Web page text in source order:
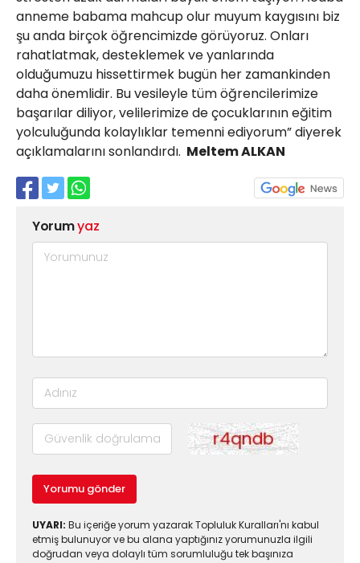
anneme babama mahcup olur muyum kaygısını biz
şu anda birçok öğrencimizde görüyoruz. Onları
rahatlatmak, desteklemek ve yanlarında
olduğumuzu hissettirmek bugün her zamankinden
daha önemlidir. Bu vesileyle tüm öğrencilerimize
başarılar diliyor, velilerimize de çocuklarının eğitim
yolculuğunda kolaylıklar temenni ediyorum” diyerek
açıklamalarını sonlandırdı. Meltem ALKAN
Yorumyaz
Yorumu gönder
UYARI: Bu içeriğe yorum yazarak Topluluk Kuralları'nı kabul
etmiş bulunuyor ve bu alana yaptığınız yorumunuzla ilgili
doğrudan veya dolaylı tüm sorumluluğu tek başınıza